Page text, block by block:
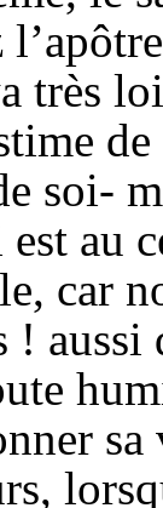
très
soi-
au
car
aussi